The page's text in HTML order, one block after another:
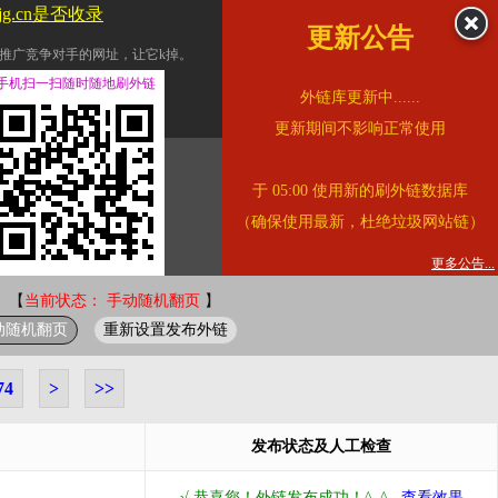
竞争对手的网址，让它k掉。
换友情链接。
的查询页面。
质量。
错误外链纠正
【 当前状态： 手动随机翻页 】
随机翻页 重新设置发布外链
> >>
发布状态及人工检查
是否收录
更新公告
外链库更新中......
更新期间不影响正常使用
于 05:00 使用新的刷外链数据库
（确保使用最新，杜绝垃圾网站链）
更多公告...
机扫一扫随时随地刷外链